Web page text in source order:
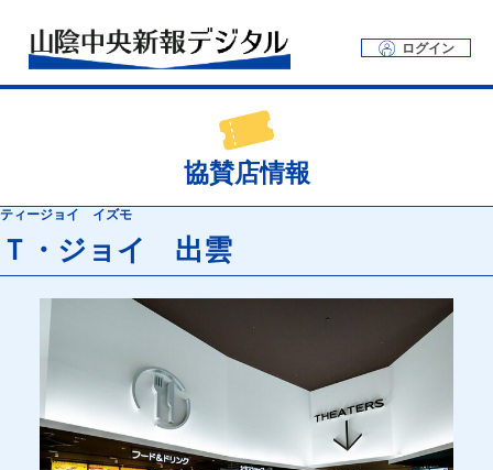
ログイン
協賛店情報
ティージョイ イズモ
Ｔ・ジョイ 出雲